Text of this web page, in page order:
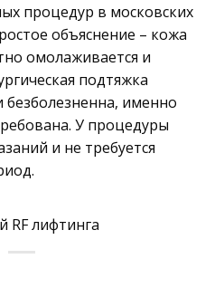
процедур в московских
объяснение – кожа
омолаживается и
подтяжка
именно
У процедуры
и не требуется
RF лифтинга